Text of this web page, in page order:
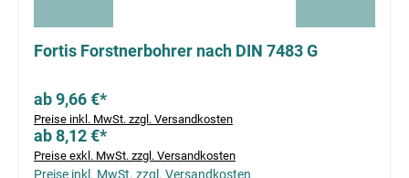
Fortis Forstnerbohrer nach DIN 7483 G
ab 9,66 €*
Preise inkl. MwSt. zzgl. Versandkosten
ab 8,12 €*
Preise exkl. MwSt. zzgl. Versandkosten
Preise inkl. MwSt. zzgl. Versandkosten